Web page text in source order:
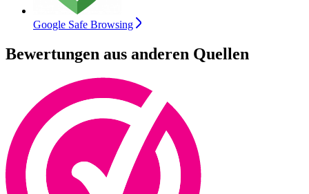
Google Safe Browsing
Bewertungen aus anderen Quellen